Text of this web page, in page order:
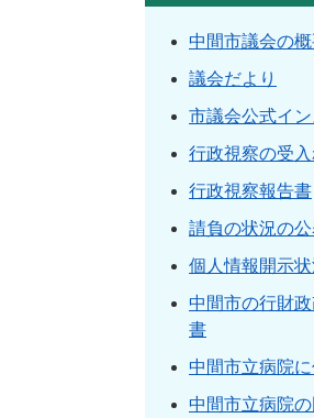
中間市議会の
議会だより
市議会公式イ
行政視察の受
行政視察報告書
請負の状況の公
個人情報開示
中間市の行財
書
中間市立病院
中間市立病院